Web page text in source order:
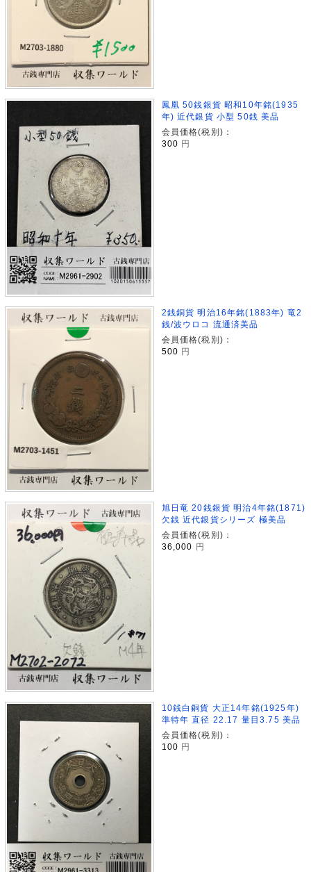
鳳凰 50銭銀貨 昭和10年銘(1935
年) 近代銀貨 小型 50銭 美品
会員価格(税別)：
300 円
2銭銅貨 明治16年銘(1883年) 竜2
銭/波ウロコ 流通済美品
会員価格(税別)：
500 円
旭日竜 20銭銀貨 明治4年銘(1871)
欠銭 近代銀貨シリーズ 極美品
会員価格(税別)：
36,000 円
10銭白銅貨 大正14年銘(1925年)
準特年 直径 22.17 量目3.75 美品
会員価格(税別)：
100 円